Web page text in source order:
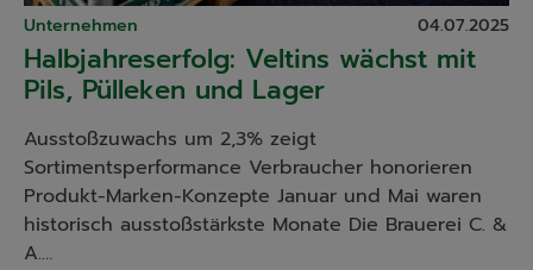
Unternehmen 04.07.2025
Halbjahreserfolg: Veltins wächst mit
Pils, Pülleken und Lager
Ausstoßzuwachs um 2,3% zeigt
Sortimentsperformance Verbraucher honorieren
Produkt-Marken-Konzepte Januar und Mai waren
historisch ausstoßstärkste Monate Die Brauerei C. &
A.…